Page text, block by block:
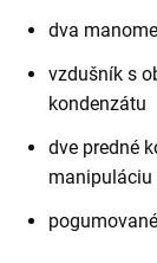
dva
vzdušník s
kondenzátu
dve predné
manipuláciu